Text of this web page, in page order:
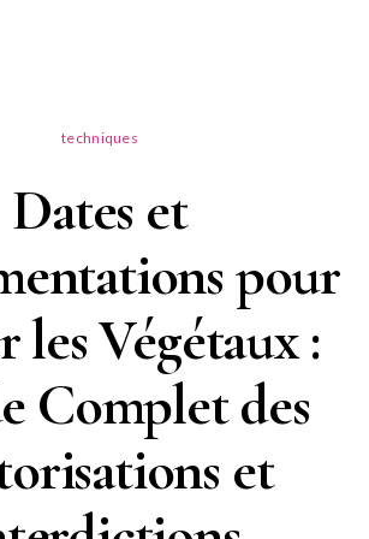
techniques
Dates et
pour
les Végétaux :
Complet des
et